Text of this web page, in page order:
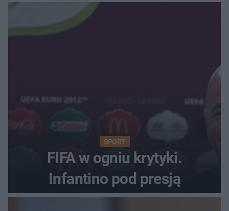
SPORT
FIFA w ogniu krytyki.
Infantino pod presją